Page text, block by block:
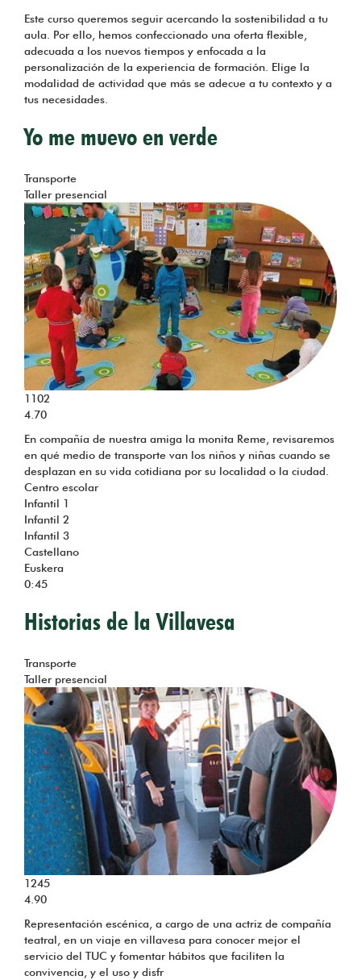
Este curso queremos seguir acercando la sostenibilidad a tu
aula. Por ello, hemos confeccionado una oferta flexible,
adecuada a los nuevos tiempos y enfocada a la
personalización de la experiencia de formación. Elige la
modalidad de actividad que más se adecue a tu contexto y a
tus necesidades.
Yo me muevo en verde
Tema
Transporte
Taller presencial
1102
4.70
En compañía de nuestra amiga la monita Reme, revisaremos
en qué medio de transporte van los niños y niñas cuando se
desplazan en su vida cotidiana por su localidad o la ciudad.
Centro escolar
Infantil 1
Infantil 2
Infantil 3
Castellano
Euskera
0:45
Historias de la Villavesa
Tema
Transporte
Taller presencial
1245
4.90
Representación escénica, a cargo de una actriz de compañía
teatral, en un viaje en villavesa para conocer mejor el
servicio del TUC y fomentar hábitos que faciliten la
convivencia, y el uso y disfr